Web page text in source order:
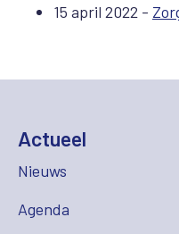
15 april 2022 -
Actueel
Nieuws
Agenda